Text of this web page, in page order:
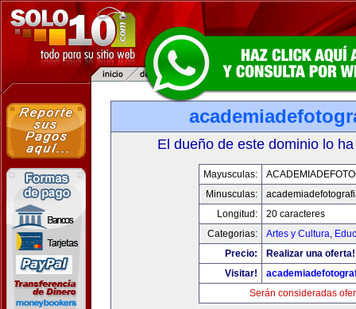
El dueño de este dominio lo
Mayusculas:
Minusculas:
Longitud:
20 caracteres
Categorias:
Artes y Cultura,
Precio:
Realizar una oferta!
Visitar!
Serán consideradas